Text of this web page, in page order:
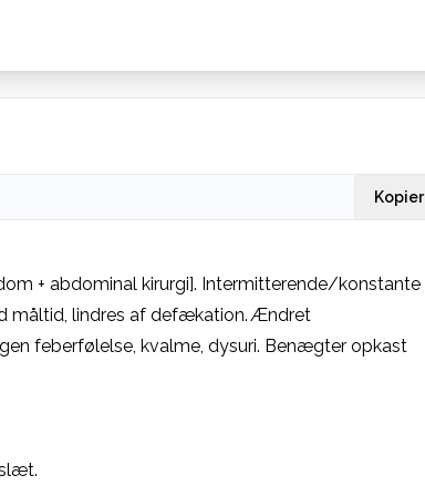
Kopier
+ abdominal kirurgi]. Intermitterende/konstante
måltid, lindres af defækation. Ændret
feberfølelse, kvalme, dysuri. Benægter opkast